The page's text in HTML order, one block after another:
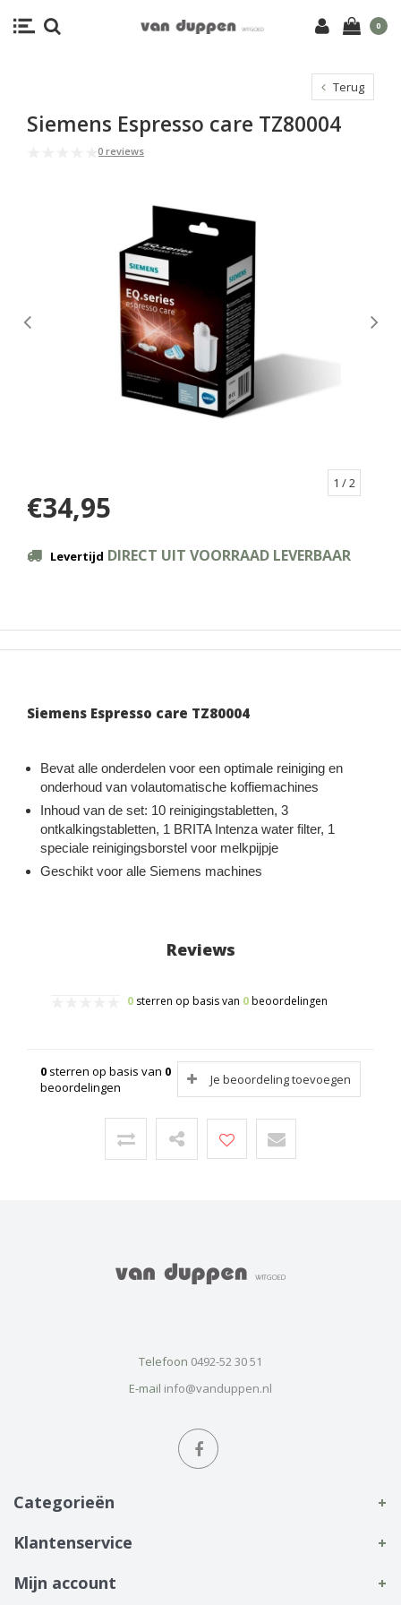
0
Terug
Siemens Espresso care TZ80004
0 reviews
1 / 2
€34,95
Levertijd DIRECT UIT VOORRAAD LEVERBAAR
Siemens Espresso care TZ80004
Bevat alle onderdelen voor een optimale reiniging en
onderhoud van volautomatische koffiemachines
Inhoud van de set: 10 reinigingstabletten, 3
ontkalkingstabletten, 1 BRITA Intenza water filter, 1
speciale reinigingsborstel voor melkpijpje
Geschikt voor alle Siemens machines
Reviews
0 sterren op basis van 0beoordelingen
0 sterren op basis van 0
beoordelingen
Je beoordeling toevoegen
Telefoon 0492-52 30 51
E-mail info@vanduppen.nl
Categorieën
Klantenservice
Mijn account